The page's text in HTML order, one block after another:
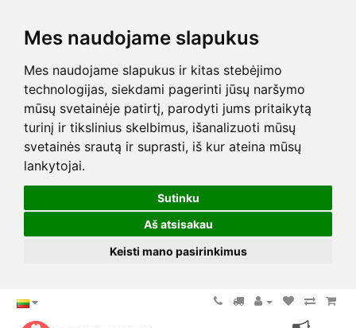
Mes naudojame slapukus
Mes naudojame slapukus ir kitas stebėjimo
technologijas, siekdami pagerinti jūsų naršymo
mūsų svetainėje patirtį, parodyti jums pritaikytą
turinį ir tikslinius skelbimus, išanalizuoti mūsų
svetainės srautą ir suprasti, iš kur ateina mūsų
lankytojai.
Sutinku
Aš atsisakau
Keisti mano pasirinkimus